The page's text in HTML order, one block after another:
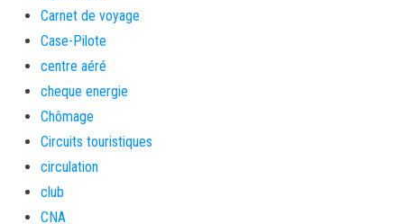
Carnet de voyage
Case-Pilote
centre aéré
cheque energie
Chômage
Circuits touristiques
circulation
club
CNA